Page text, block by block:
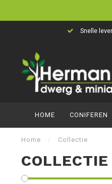
HOME CONIFEREN
Home / Collectie
COLLECTIE